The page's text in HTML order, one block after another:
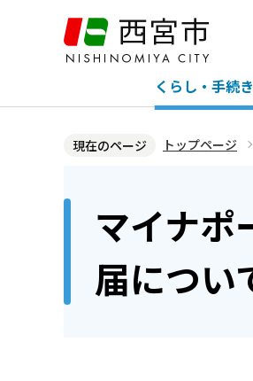
ジ
くらし・手続き
現在のページ トップページ
マイナポ
届につい